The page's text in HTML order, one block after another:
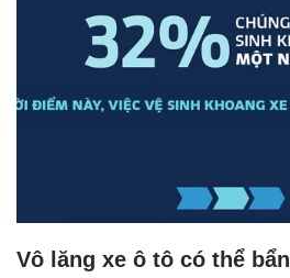
Vô lăng xe ô tô có thể